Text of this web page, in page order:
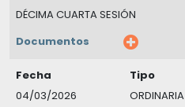
DÉCIMA CUARTA SESIÓN
Documentos
Fecha
04/03/2026
Tipo
ORDINARIA